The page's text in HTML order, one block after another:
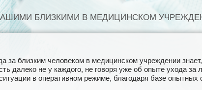
БЛИЗКИМИ В МЕДИЦИНСКОМ
близким человеком в медицинском учреждении
далеко не у каждого, не говоря уже об опыте ухода
в оперативном режиме, благодаря базе опытных